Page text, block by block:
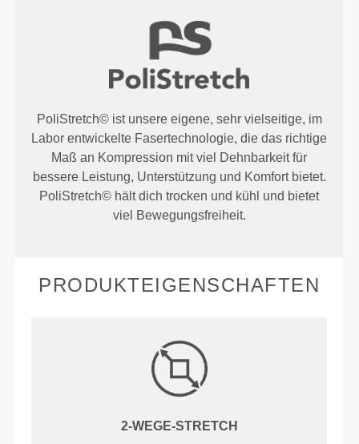
PoliStretch© ist unsere eigene, sehr vielseitige, im
Labor entwickelte Fasertechnologie, die das richtige
Maß an Kompression mit viel Dehnbarkeit für
bessere Leistung, Unterstützung und Komfort bietet.
PoliStretch© hält dich trocken und kühl und bietet
viel Bewegungsfreiheit.
PRODUKTEIGENSCHAFTEN
2-WEGE-STRETCH